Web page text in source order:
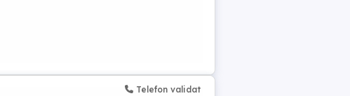
Telefon validat